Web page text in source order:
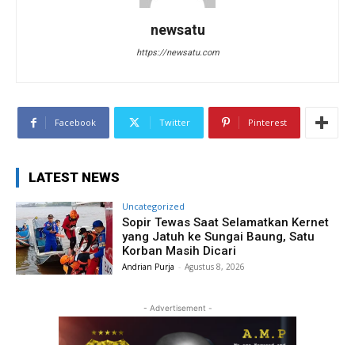
newsatu
https://newsatu.com
Facebook Twitter Pinterest
LATEST NEWS
Uncategorized
Sopir Tewas Saat Selamatkan Kernet
yang Jatuh ke Sungai Baung, Satu
Korban Masih Dicari
Andrian Purja - Agustus 8, 2026
- Advertisement -